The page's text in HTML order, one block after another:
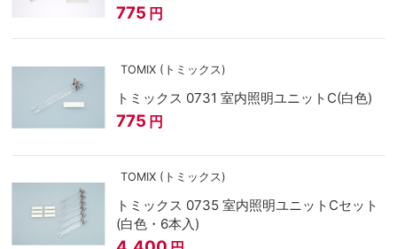
775 円
TOMIX (トミックス)
トミックス 0731 室内照明ユニットC(白色)
775 円
TOMIX (トミックス)
トミックス 0735 室内照明ユニットCセット
(白色・6本入)